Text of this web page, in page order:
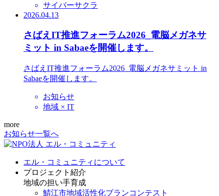
サイバーサクラ
2026.04.13
さばえIT推進フォーラム2026_電脳メガネサ
ミット in Sabaeを開催します。
さばえIT推進フォーラム2026_電脳メガネサミット in
Sabaeを開催します。
お知らせ
地域 × IT
more
お知らせ一覧へ
エル・コミュニティについて
プロジェクト紹介
地域の担い手育成
鯖江市地域活性化プランコンテスト